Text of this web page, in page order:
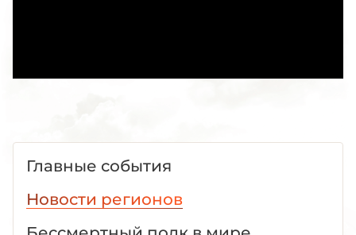
Главные события
Новости регионов